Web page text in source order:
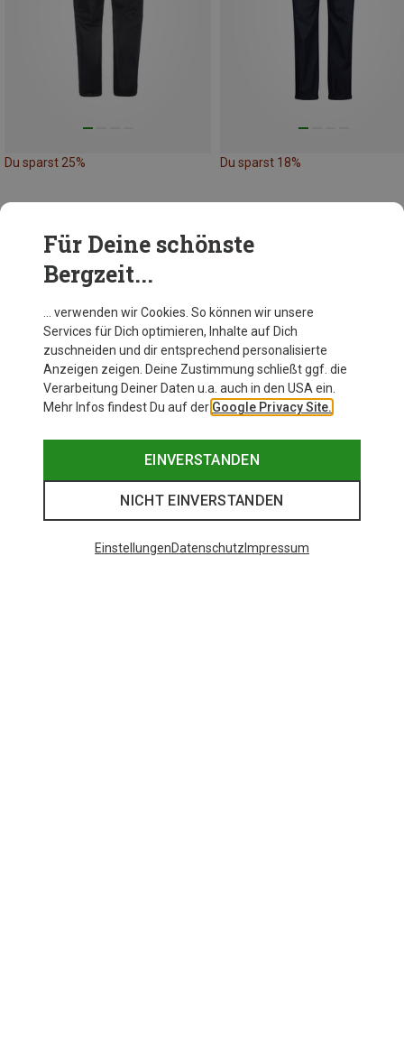
Du sparst 25% Du sparst 18%
MEHR ARTIKEL ANZEIGEN
Ähnliche wie zuletzt gesehen
Für Deine schönste
Bergzeit...
… verwenden wir Cookies. So können wir unsere
Services für Dich optimieren, Inhalte auf Dich
zuschneiden und dir entsprechend personalisierte
Anzeigen zeigen. Deine Zustimmung schließt ggf. die
Verarbeitung Deiner Daten u.a. auch in den USA ein.
Mehr Infos findest Du auf der Google Privacy Site.
EINVERSTANDEN
NICHT EINVERSTANDEN
EinstellungenDatenschutz Impressum